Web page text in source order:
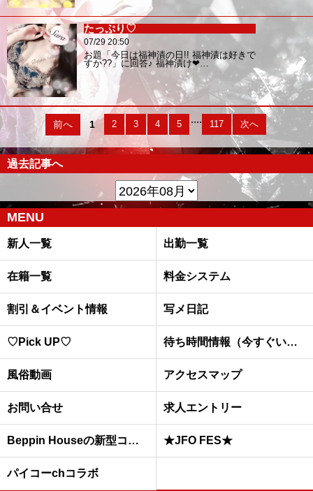
たっぷり♡
07/29 20:50
お題「今日は福神漬の日!! 福神漬は好きで
すか??」に回答♪ 福神漬け❤…
前へ 1 2 3 4 5 .... 117 次へ
過去記事へ
MENU
新人一覧 出勤一覧
在籍一覧 料金システム
割引＆イベント情報 写メ日記
♡Pick UP♡ 待ち時間情報（今すぐいける娘）
風俗動画 アクセスマップ
お問い合せ 求人エントリー
Beppin Houseの新型コロナウイルスへの予防対策について ★JFO FES★
パイコーchコラボ